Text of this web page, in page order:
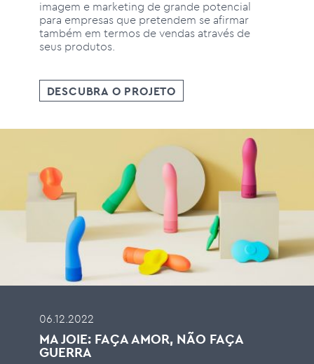
imagem e marketing de grande potencial
para empresas que pretendem se afirmar
também em termos de vendas através de
seus produtos.
DESCUBRA O PROJETO
06.12.2022
MA JOIE: FAÇA AMOR, NÃO FAÇA
GUERRA